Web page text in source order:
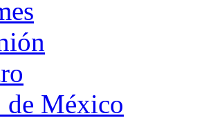
de México